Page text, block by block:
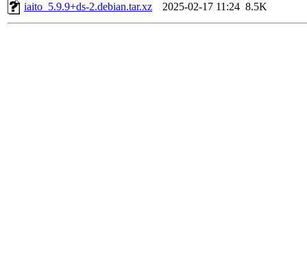
iaito_5.9.9+ds-2.debian.tar.xz
2025-02-17 11:24 8.5K